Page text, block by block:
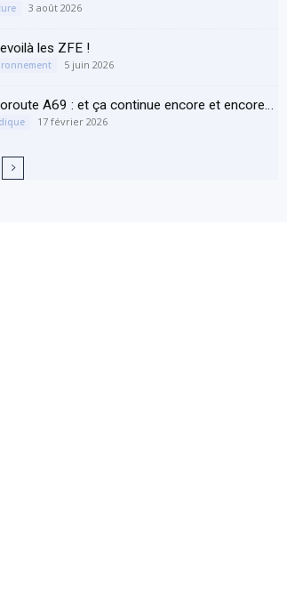
3 août 2026
les ZFE !
5 juin 2026
A69 : et ça continue encore et encore…
17 février 2026